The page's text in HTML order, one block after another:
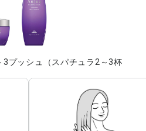
プッシュ（スパチュラ2～3杯